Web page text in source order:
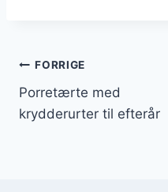
FORRIGE
Porretærte med
krydderurter til efterår